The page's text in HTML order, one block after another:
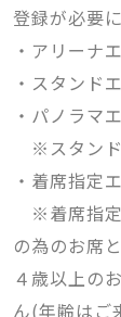
登録が必要
・アリーナ
・スタンド
・パノラマ
※スタンド
・着席指定
※着席指定
の為のお席
４歳以上の
ん(年齢はご